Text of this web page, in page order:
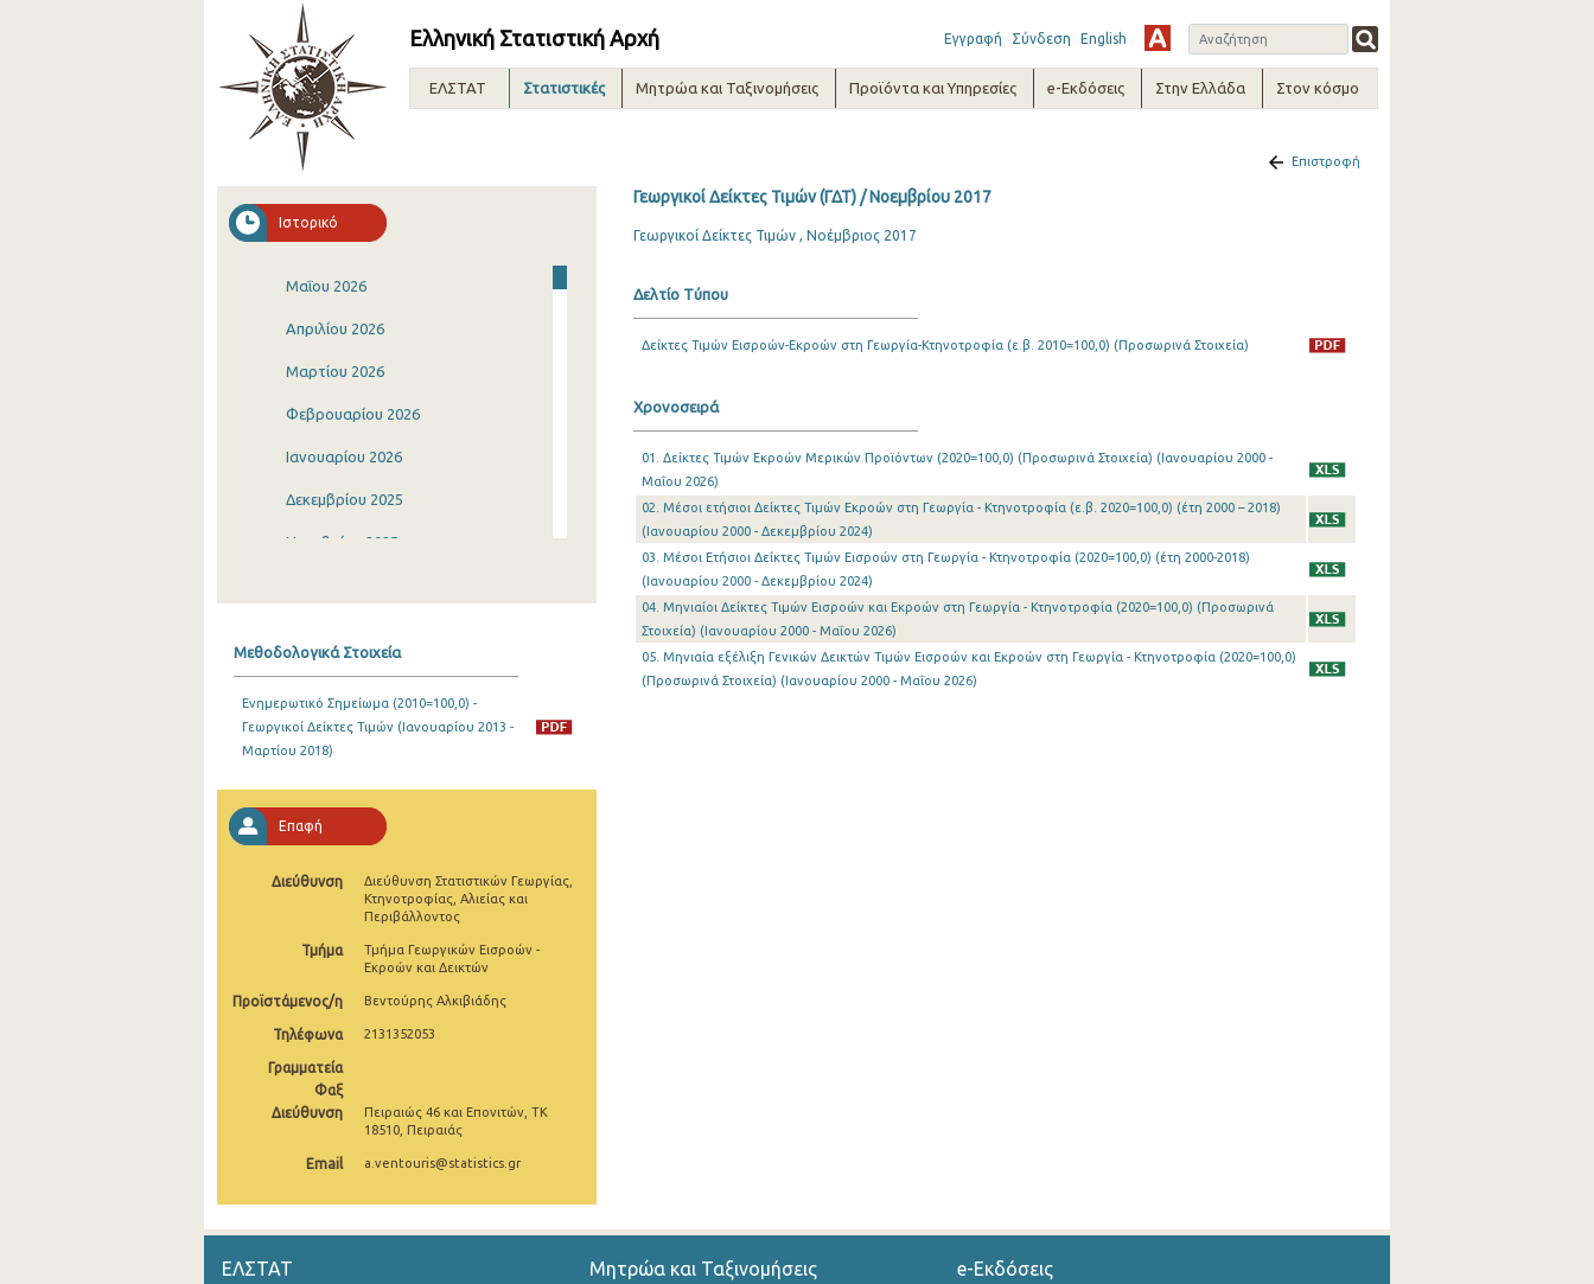
Ελληνική Στατιστική Αρχή Εγγραφή Σύνδεση English
ΕΛΣΤΑΤ Στατιστικές Μητρώα και Ταξινομήσεις Προϊόντα και Υπηρεσίες e-Εκδόσεις Στην Ελλάδα Στον κόσμο
Ιστορικό
Μαΐου 2026
Απριλίου 2026
Μαρτίου 2026
Φεβρουαρίου 2026
Ιανουαρίου 2026
Δεκεμβρίου 2025
Νοεμβρίου 2025
Ιουλίου 2025
Ιουνίου 2025
Απριλίου 2025
Μαρτίου 2025
Φεβρουαρίου 2025
Ιανουαρίου 2025
Δεκεμβρίου 2024
Οκτωβρίου 2024
Σεπτεμβρίου 2024
Ιουνίου 2024
Μεθοδολογικά Στοιχεία
Ενημερωτικό Σημείωμα (2010=100,0) -
Γεωργικοί Δείκτες Τιμών (Ιανουαρίου 2013 -
Μαρτίου 2018)
Επαφή
Διεύθυνση
Διεύθυνση Στατιστικών Γεωργίας,
Κτηνοτροφίας, Αλιείας και
Περιβάλλοντος
Τμήμα
Τμήμα Γεωργικών Εισροών -
Εκροών και Δεικτών
Προϊστάμενος/η Βεντούρης Αλκιβιάδης
Τηλέφωνα 2131352053
Γραμματεία
Φαξ
Διεύθυνση
Πειραιώς 46 και Επονιτών, ΤΚ
18510, Πειραιάς
Email a.ventouris@statistics.gr
Επιστροφή
Γεωργικοί Δείκτες Τιμών (ΓΔΤ) / Νοεμβρίου 2017
Γεωργικοί Δείκτες Τιμών , Νοέμβριος 2017
Δελτίο Τύπου
Δείκτες Τιμών Εισροών-Εκροών στη Γεωργία-Κτηνοτροφία (ε.β. 2010=100,0) (Προσωρινά Στοιχεία)
Χρονοσειρά
01. Δείκτες Τιμών Εκροών Μερικών Προϊόντων (2020=100,0) (Προσωρινά Στοιχεία) (Ιανουαρίου 2000 -
Μαΐου 2026)
02. Μέσοι ετήσιοι Δείκτες Τιμών Εκροών στη Γεωργία - Κτηνοτροφία (ε.β. 2020=100,0) (έτη 2000 – 2018)
(Ιανουαρίου 2000 - Δεκεμβρίου 2024)
03. Μέσοι Ετήσιοι Δείκτες Τιμών Εισροών στη Γεωργία - Κτηνοτροφία (2020=100,0) (έτη 2000-2018)
(Ιανουαρίου 2000 - Δεκεμβρίου 2024)
04. Μηνιαίοι Δείκτες Τιμών Εισροών και Εκροών στη Γεωργία - Κτηνοτροφία (2020=100,0) (Προσωρινά
Στοιχεία) (Ιανουαρίου 2000 - Μαΐου 2026)
05. Μηνιαία εξέλιξη Γενικών Δεικτών Τιμών Εισροών και Εκροών στη Γεωργία - Κτηνοτροφία (2020=100,0)
(Προσωρινά Στοιχεία) (Ιανουαρίου 2000 - Μαΐου 2026)
ΕΛΣΤΑΤ Μητρώα και Ταξινομήσεις e-Εκδόσεις